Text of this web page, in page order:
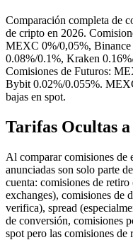
Comparación completa de
de cripto en 2026.
MEXC 0%/0,05%,
0.08%/0.1%, Kraken
Comisiones de Futuros:
Bybit 0.02%/0.055%.
bajas en spot.
Tarifas Ocultas
Al comparar comisiones de
anunciadas son solo parte
cuenta: comisiones de
exchanges), comisiones de
verifica), spread
de conversión, comisiones
spot pero las comisiones de